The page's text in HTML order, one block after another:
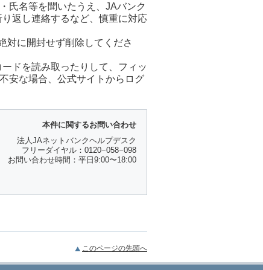
氏名等を聞いたうえ、JAバンク
返し連絡するなど、慎重に対応
対に開封せず削除してくださ
ドを読み取ったりして、フィッ
安な場合、公式サイトからログ
本件に関するお問い合わせ
法人JAネットバンクヘルプデスク
フリーダイヤル：0120−058−098
お問い合わせ時間：平日9:00〜18:00
このページの先頭へ